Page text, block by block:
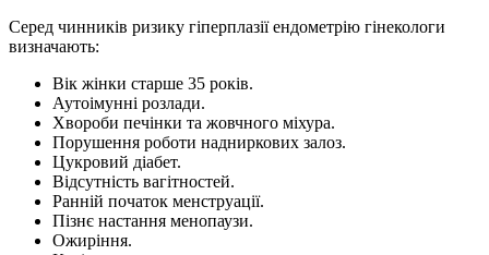
Серед чинників ризику гіперплазії ендометрію гінекологи
визначають:
Вік жінки старше 35 років.
Аутоімунні розлади.
Хвороби печінки та жовчного міхура.
Порушення роботи надниркових залоз.
Цукровий діабет.
Відсутність вагітностей.
Ранній початок менструації.
Пізнє настання менопаузи.
Ожиріння.